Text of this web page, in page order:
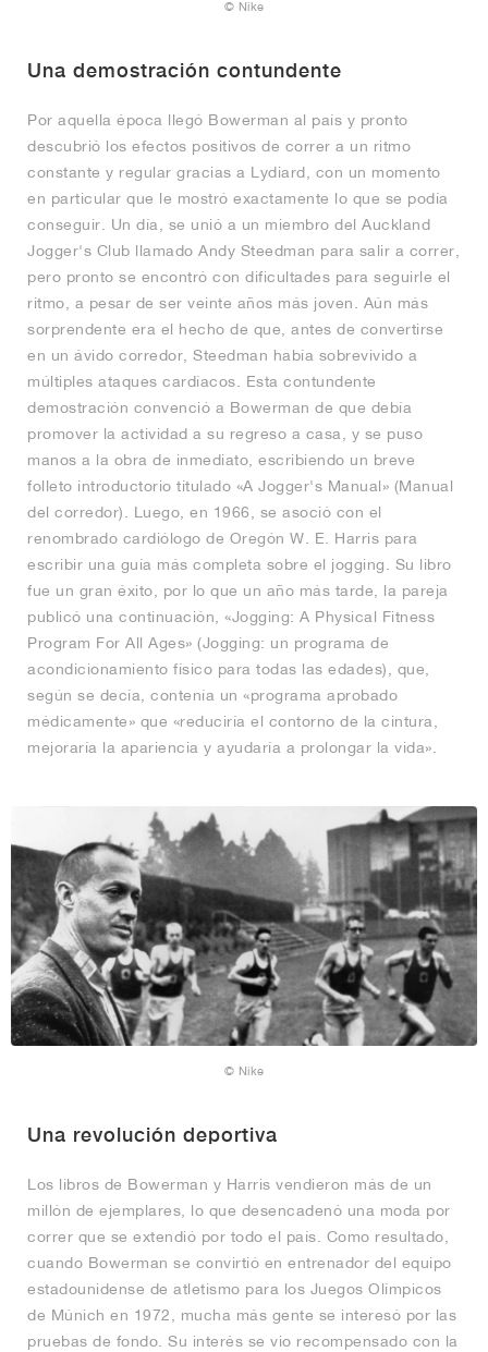
© Nike
Una demostración contundente
Por aquella época llegó Bowerman al país y pronto
descubrió los efectos positivos de correr a un ritmo
constante y regular gracias a Lydiard, con un momento
en particular que le mostró exactamente lo que se podía
conseguir. Un día, se unió a un miembro del Auckland
Jogger's Club llamado Andy Steedman para salir a correr,
pero pronto se encontró con dificultades para seguirle el
ritmo, a pesar de ser veinte años más joven. Aún más
sorprendente era el hecho de que, antes de convertirse
en un ávido corredor, Steedman había sobrevivido a
múltiples ataques cardíacos. Esta contundente
demostración convenció a Bowerman de que debía
promover la actividad a su regreso a casa, y se puso
manos a la obra de inmediato, escribiendo un breve
folleto introductorio titulado «A Jogger's Manual» (Manual
del corredor). Luego, en 1966, se asoció con el
renombrado cardiólogo de Oregón W. E. Harris para
escribir una guía más completa sobre el jogging. Su libro
fue un gran éxito, por lo que un año más tarde, la pareja
publicó una continuación, «Jogging: A Physical Fitness
Program For All Ages» (Jogging: un programa de
acondicionamiento físico para todas las edades), que,
según se decía, contenía un «programa aprobado
médicamente» que «reduciría el contorno de la cintura,
mejoraría la apariencia y ayudaría a prolongar la vida».
© Nike
Una revolución deportiva
Los libros de Bowerman y Harris vendieron más de un
millón de ejemplares, lo que desencadenó una moda por
correr que se extendió por todo el país. Como resultado,
cuando Bowerman se convirtió en entrenador del equipo
estadounidense de atletismo para los Juegos Olímpicos
de Múnich en 1972, mucha más gente se interesó por las
pruebas de fondo. Su interés se vio recompensado con la